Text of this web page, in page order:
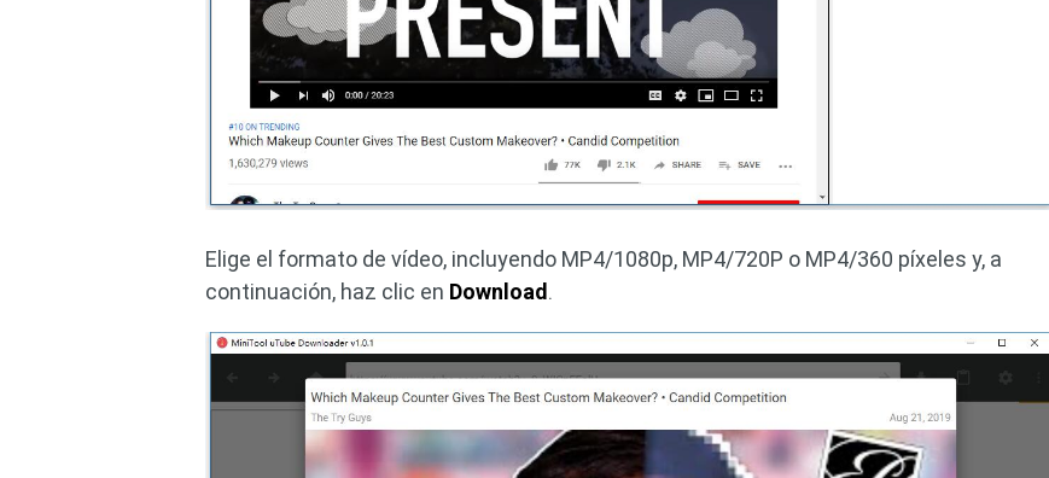
Elige el formato de vídeo, incluyendo MP4/1080p, MP4/720P o MP4/360 píxeles y, a
continuación, haz clic en Download .